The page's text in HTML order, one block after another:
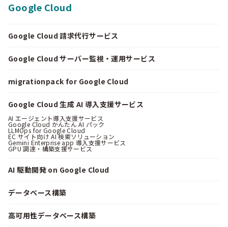
Google Cloud
Google Cloud 請求代行サービス
Google Cloud サーバー監視・運用サービス
migrationpack for Google Cloud
Google Cloud 生成 AI 導入支援サービス
AI エージェント導入支援サービス
Google Cloud かんたん AI パック
LLMOps for Google Cloud
EC サイト向け AI 検索ソリューション
Gemini Enterprise app 導入支援サービス
GPU 調達・構築支援サービス
AI 駆動開発 on Google Cloud
データベース構築
高可用性データベース構築